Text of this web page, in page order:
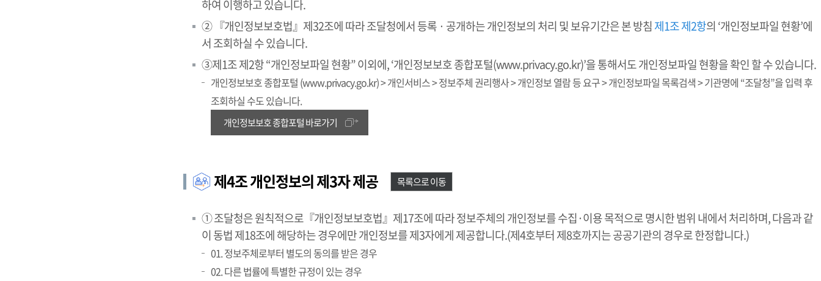
하여 이행하고 있습니다.
② 『개인정보보호법』제32조에 따라 조달청에서 등록 · 공개하는 개인정보의 처리 및 보유기간은 본 방침제1조 제2항의 ‘개인정보파일 현황’에
서 조회하실 수 있습니다.
③제1조 제2항 “개인정보파일 현황” 이외에, ‘개인정보보호 종합포털(www.privacy.go.kr)’을 통해서도 개인정보파일 현황을 확인 할 수 있습니다.
개인정보보호 종합포털 (www.privacy.go.kr) > 개인서비스 > 정보주체 권리행사 > 개인정보 열람 등 요구 > 개인정보파일 목록검색 > 기관명에 “조달청”을 입력 후
조회하실 수도 있습니다.
개인정보보호 종합포털 바로가기
제4조 개인정보의 제3자 제공 목록으로 이동
① 조달청은 원칙적으로『개인정보보호법』제17조에 따라 정보주체의 개인정보를 수집·이용 목적으로 명시한 범위 내에서 처리하며, 다음과 같
이 동법 제18조에 해당하는 경우에만 개인정보를 제3자에게 제공합니다.(제4호부터 제8호까지는 공공기관의 경우로 한정합니다.)
01. 정보주체로부터 별도의 동의를 받은 경우
02. 다른 법률에 특별한 규정이 있는 경우